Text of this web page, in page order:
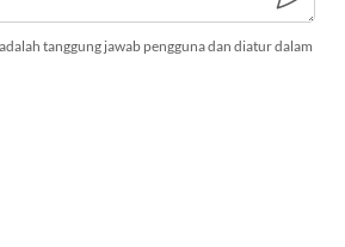
tanggung jawab pengguna dan diatur dalam